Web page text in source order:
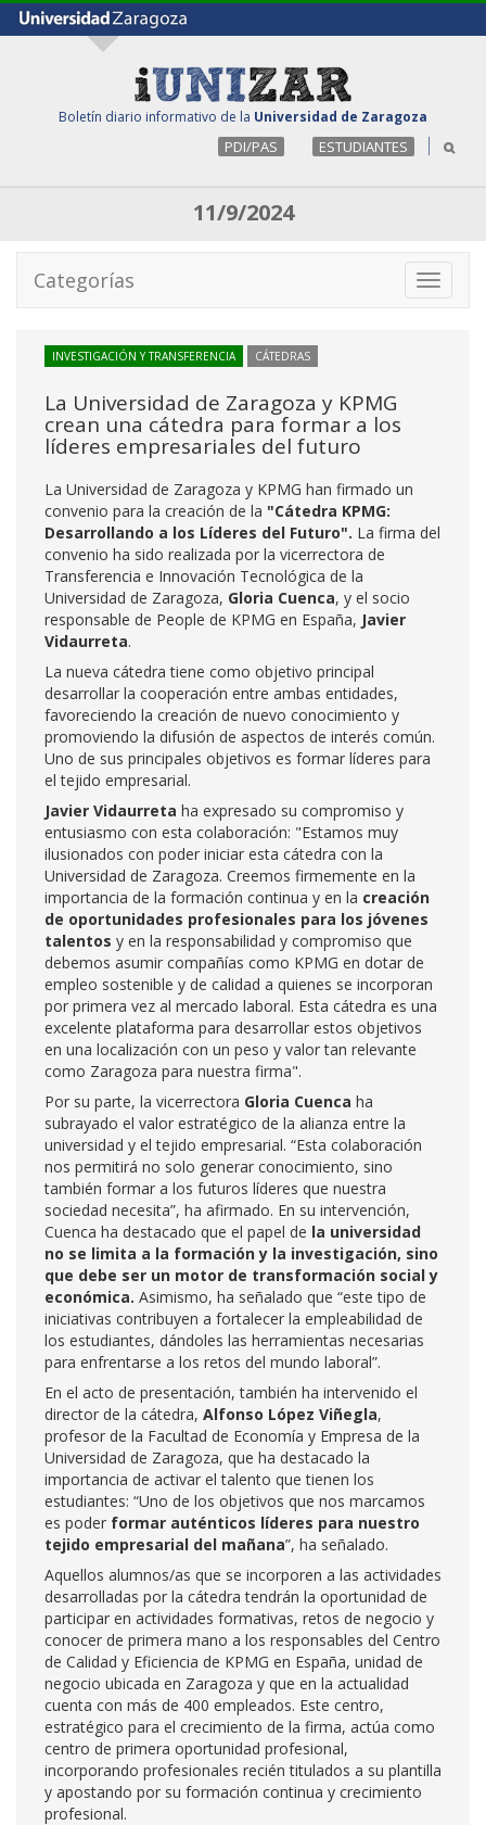
Boletín diario informativo de la Universidad de Zaragoza
PDI/PAS ESTUDIANTES
11/9/2024
Toggle
Categorías
INVESTIGACIÓN Y TRANSFERENCIA CÁTEDRAS
La Universidad de Zaragoza y KPMG
crean una cátedra para formar a los
líderes empresariales del futuro
La Universidad de Zaragoza y KPMG han firmado un
convenio para la creación de la "Cátedra KPMG:
Desarrollando a los Líderes del Futuro". La firma del
convenio ha sido realizada por la vicerrectora de
Transferencia e Innovación Tecnológica de la
Universidad de Zaragoza, Gloria Cuenca, y el socio
responsable de People de KPMG en España, Javier
Vidaurreta.
La nueva cátedra tiene como objetivo principal
desarrollar la cooperación entre ambas entidades,
favoreciendo la creación de nuevo conocimiento y
promoviendo la difusión de aspectos de interés común.
Uno de sus principales objetivos es formar líderes para
el tejido empresarial.
Javier Vidaurreta ha expresado su compromiso y
entusiasmo con esta colaboración: "Estamos muy
ilusionados con poder iniciar esta cátedra con la
Universidad de Zaragoza. Creemos firmemente en la
importancia de la formación continua y en la creación
de oportunidades profesionales para los jóvenes
talentos y en la responsabilidad y compromiso que
debemos asumir compañías como KPMG en dotar de
empleo sostenible y de calidad a quienes se incorporan
por primera vez al mercado laboral. Esta cátedra es una
excelente plataforma para desarrollar estos objetivos
en una localización con un peso y valor tan relevante
como Zaragoza para nuestra firma".
Por su parte, la vicerrectora Gloria Cuenca ha
subrayado el valor estratégico de la alianza entre la
universidad y el tejido empresarial. “Esta colaboración
nos permitirá no solo generar conocimiento, sino
también formar a los futuros líderes que nuestra
sociedad necesita”, ha afirmado. En su intervención,
Cuenca ha destacado que el papel de la universidad
no se limita a la formación y la investigación, sino
que debe ser un motor de transformación social y
económica. Asimismo, ha señalado que “este tipo de
iniciativas contribuyen a fortalecer la empleabilidad de
los estudiantes, dándoles las herramientas necesarias
para enfrentarse a los retos del mundo laboral”.
En el acto de presentación, también ha intervenido el
director de la cátedra, Alfonso López Viñegla,
profesor de la Facultad de Economía y Empresa de la
Universidad de Zaragoza, que ha destacado la
importancia de activar el talento que tienen los
estudiantes: “Uno de los objetivos que nos marcamos
es poder formar auténticos líderes para nuestro
tejido empresarial del mañana”, ha señalado.
Aquellos alumnos/as que se incorporen a las actividades
desarrolladas por la cátedra tendrán la oportunidad de
participar en actividades formativas, retos de negocio y
conocer de primera mano a los responsables del Centro
de Calidad y Eficiencia de KPMG en España, unidad de
negocio ubicada en Zaragoza y que en la actualidad
cuenta con más de 400 empleados. Este centro,
estratégico para el crecimiento de la firma, actúa como
centro de primera oportunidad profesional,
incorporando profesionales recién titulados a su plantilla
y apostando por su formación continua y crecimiento
profesional.